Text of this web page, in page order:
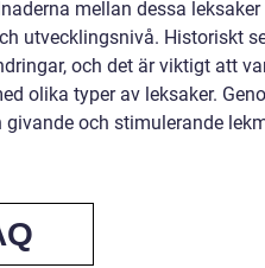
mellan dessa leksaker
utvecklingsnivå. Historiskt
och det är viktigt att
olika typer av leksaker.
och stimulerande